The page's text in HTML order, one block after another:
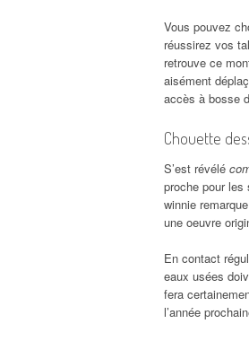
Vous pouvez
réussirez vos
retrouve ce
aisément
accès à bosse
Chouette
S’est révélé
proche pour
winnie
une oeuvre
En contact
eaux usées
fera
l’année